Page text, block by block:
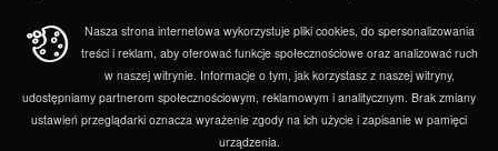
Nasza strona internetowa wykorzystuje pliki cookies, do spersonalizowania
treści i reklam, aby oferować funkcje społecznościowe oraz analizować ruch
w naszej witrynie. Informacje o tym, jak korzystasz z naszej witryny,
udostępniamy partnerom społecznościowym, reklamowym i analitycznym. Brak zmiany
ustawień przeglądarki oznacza wyrażenie zgody na ich użycie i zapisanie w pamięci
urządzenia.